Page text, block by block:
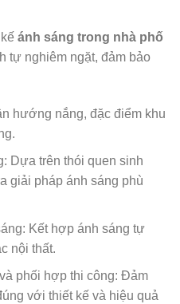
ánh sáng trong nhà phố
tự nghiêm ngặt, đảm bảo
hướng nắng, đặc điểm khu
Dựa trên thói quen sinh
giải pháp ánh sáng phù
Kết hợp ánh sáng tự
nội thất.
phối hợp thi công: Đảm
với thiết kế và hiệu quả